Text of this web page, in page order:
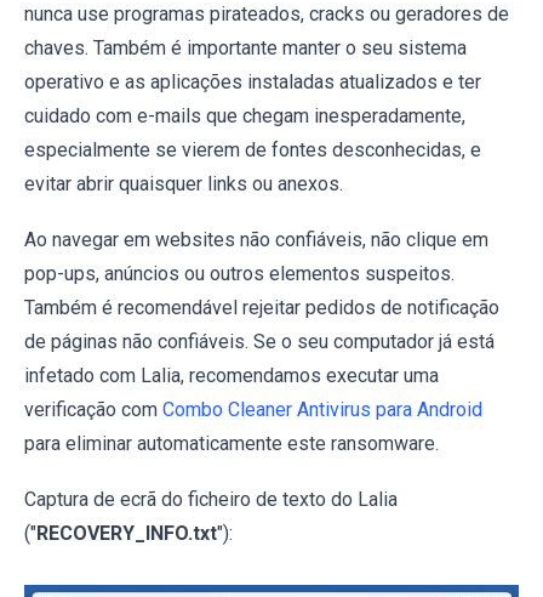
nunca use programas pirateados, cracks ou geradores de
chaves. Também é importante manter o seu sistema
operativo e as aplicações instaladas atualizados e ter
cuidado com e-mails que chegam inesperadamente,
especialmente se vierem de fontes desconhecidas, e
evitar abrir quaisquer links ou anexos.
Ao navegar em websites não confiáveis, não clique em
pop-ups, anúncios ou outros elementos suspeitos.
Também é recomendável rejeitar pedidos de notificação
de páginas não confiáveis. Se o seu computador já está
infetado com Lalia, recomendamos executar uma
verificação com Combo Cleaner Antivirus para Android
para eliminar automaticamente este ransomware.
Captura de ecrã do ficheiro de texto do Lalia
("RECOVERY_INFO.txt"):